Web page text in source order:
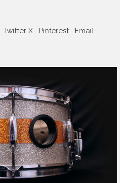
Twitter X Pinterest Email